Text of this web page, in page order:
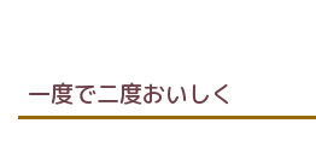
一度で二度おいしく